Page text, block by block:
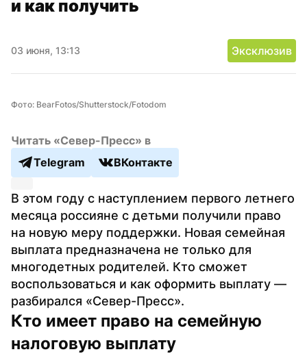
и как получить
03 июня, 13:13 Эксклюзив
Фото: BearFotos/Shutterstock/Fotodom
Читать «Север-Пресс» в
Telegram
ВКонтакте
В этом году с наступлением первого летнего
месяца россияне с детьми получили право
на новую меру поддержки. Новая семейная
выплата предназначена не только для
многодетных родителей. Кто сможет
воспользоваться и как оформить выплату —
разбирался «Север-Пресс».
Кто имеет право на семейную
налоговую выплату